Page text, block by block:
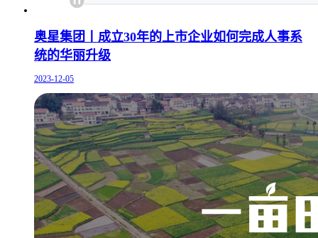
奥星集团丨成立30年的上市企业如何完成人事系
统的华丽升级
2023-12-05